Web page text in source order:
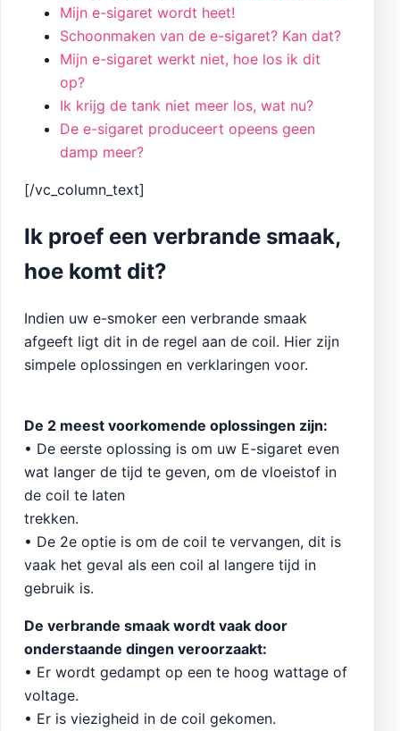
Mijn e-sigaret wordt heet!
Schoonmaken van de e-sigaret? Kan dat?
Mijn e-sigaret werkt niet, hoe los ik dit
op?
Ik krijg de tank niet meer los, wat nu?
De e-sigaret produceert opeens geen
damp meer?
[/vc_column_text]
Ik proef een verbrande smaak,
hoe komt dit?
Indien uw e-smoker een verbrande smaak
afgeeft ligt dit in de regel aan de coil. Hier zijn
simpele oplossingen en verklaringen voor.
De 2 meest voorkomende oplossingen zijn:
• De eerste oplossing is om uw E-sigaret even
wat langer de tijd te geven, om de vloeistof in
de coil te laten
trekken.
• De 2e optie is om de coil te vervangen, dit is
vaak het geval als een coil al langere tijd in
gebruik is.
De verbrande smaak wordt vaak door
onderstaande dingen veroorzaakt:
• Er wordt gedampt op een te hoog wattage of
voltage.
• Er is viezigheid in de coil gekomen.